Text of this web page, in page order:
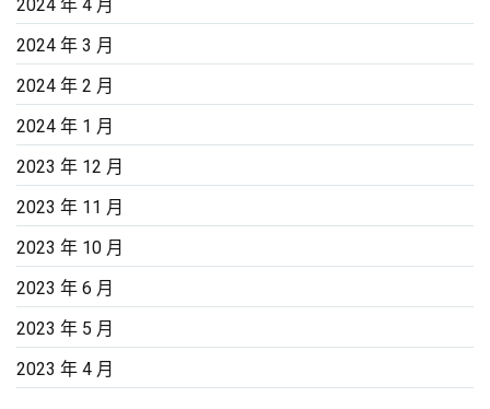
2024 年 4 月
2024 年 3 月
2024 年 2 月
2024 年 1 月
2023 年 12 月
2023 年 11 月
2023 年 10 月
2023 年 6 月
2023 年 5 月
2023 年 4 月